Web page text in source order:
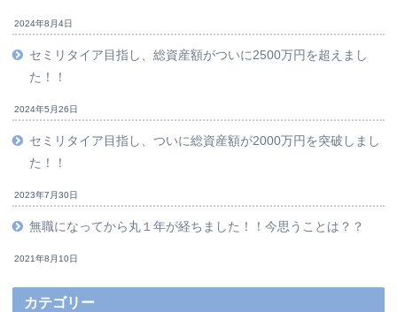
2024年8月4日
セミリタイア目指し、総資産額がついに2500万円を超えまし
た！！
2024年5月26日
セミリタイア目指し、ついに総資産額が2000万円を突破しまし
た！！
2023年7月30日
無職になってから丸１年が経ちました！！今思うことは？？
2021年8月10日
カテゴリー